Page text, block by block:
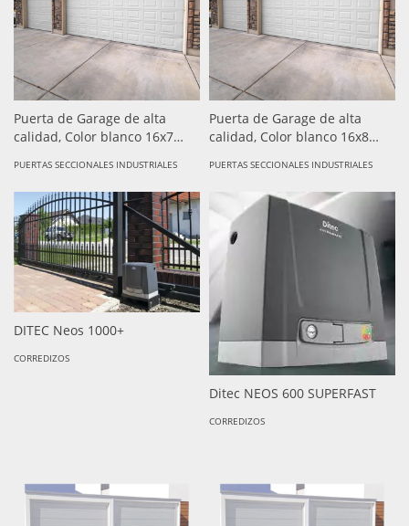
Puerta de Garage de alta
calidad, Color blanco 16x7
Americana , CUADRO CORTO.
( sobre pedido- tiempo de
entrega de 15-25 dias)
PUERTAS SECCIONALES INDUSTRIALES
Puerta de Garage de alta
calidad, Color blanco 16x8
Americana , CUADRO CORTO.
( sobre pedido- tiempo de
entrega de 15-25 dias)
PUERTAS SECCIONALES INDUSTRIALES
DITEC Neos 1000+
CORREDIZOS
Ditec NEOS 600 SUPERFAST
CORREDIZOS